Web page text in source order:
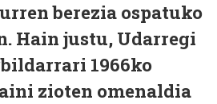
berezia ospatuko
Hain justu, Udarregi
1966ko
zioten omenaldia